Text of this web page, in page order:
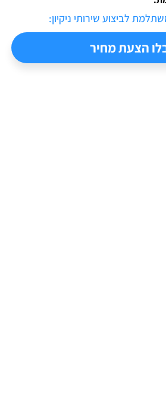
לביצוע ​שירותי ניקיון:
הצעת מחיר